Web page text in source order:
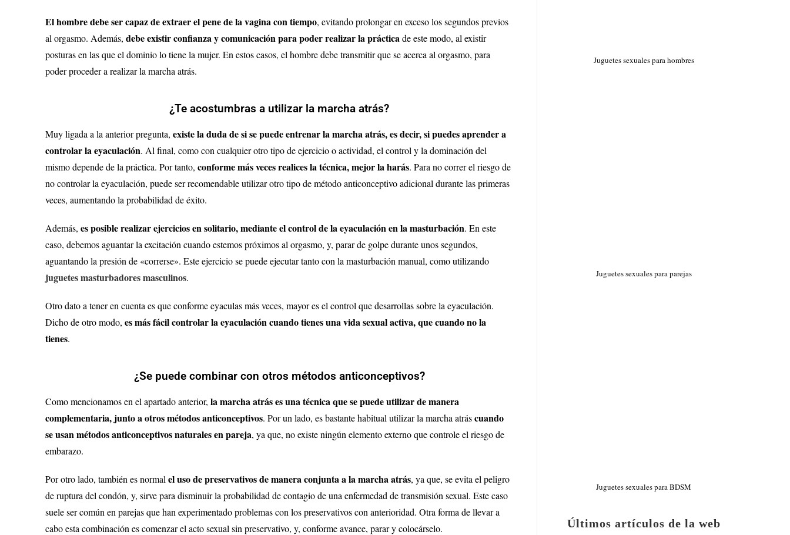
El hombre debe ser capaz de extraer el pene de la vagina con tiempo, evitando prolongar en exceso los segundos previos
al orgasmo. Además,debe existir confianza y comunicación para poder realizar la prácticade este modo, al existir
posturas en las que el dominio lo tiene la mujer. En estos casos, el hombre debe transmitir que se acerca al orgasmo, para
poder proceder a realizar la marcha atrás.
¿Te acostumbras a utilizar la marcha atrás?
Muy ligada a la anterior pregunta,existe la duda de si se puede entrenar la marcha atrás, es decir, si puedes aprender a
controlar la eyaculación. Al final, como con cualquier otro tipo de ejercicio o actividad, el control y la dominación del
mismo depende de la práctica. Por tanto,conforme más veces realices la técnica, mejor la harás. Para no correr el riesgo de
no controlar la eyaculación, puede ser recomendable utilizar otro tipo de método anticonceptivo adicional durante las primeras
veces, aumentando la probabilidad de éxito.
Además, es posible realizar ejercicios en solitario, mediante el control de la eyaculación en la masturbación. En este
caso, debemos aguantar la excitación cuando estemos próximos al orgasmo, y, parar de golpe durante unos segundos,
aguantando la presión de «correrse». Este ejercicio se puede ejecutar tanto con la masturbación manual, como utilizando
juguetes masturbadores masculinos.
Otro dato a tener en cuenta es que conforme eyaculas más veces, mayor es el control que desarrollas sobre la eyaculación.
Dicho de otro modo, es más fácil controlar la eyaculación cuando tienes una vida sexual activa, que cuando no la
tienes.
¿Se puede combinar con otros métodos anticonceptivos?
Como mencionamos en el apartado anterior,la marcha atrás es una técnica que se puede utilizar de manera
complementaria, junto a otros métodos anticonceptivos. Por un lado, es bastante habitual utilizar la marcha atráscuando
se usan métodos anticonceptivos naturales en pareja, ya que, no existe ningún elemento externo que controle el riesgo de
embarazo.
Por otro lado, también es normalel uso de preservativos de manera conjunta a la marcha atrás, ya que, se evita el peligro
de ruptura del condón, y, sirve para disminuir la probabilidad de contagio de una enfermedad de transmisión sexual. Este caso
suele ser común en parejas que han experimentado problemas con los preservativos con anterioridad. Otra forma de llevar a
cabo esta combinación es comenzar el acto sexual sin preservativo, y, conforme avance, parar y colocárselo.
Juguetes sexuales para hombres
Juguetes sexuales para parejas
Juguetes sexuales para BDSM
Últimos artículos de la web